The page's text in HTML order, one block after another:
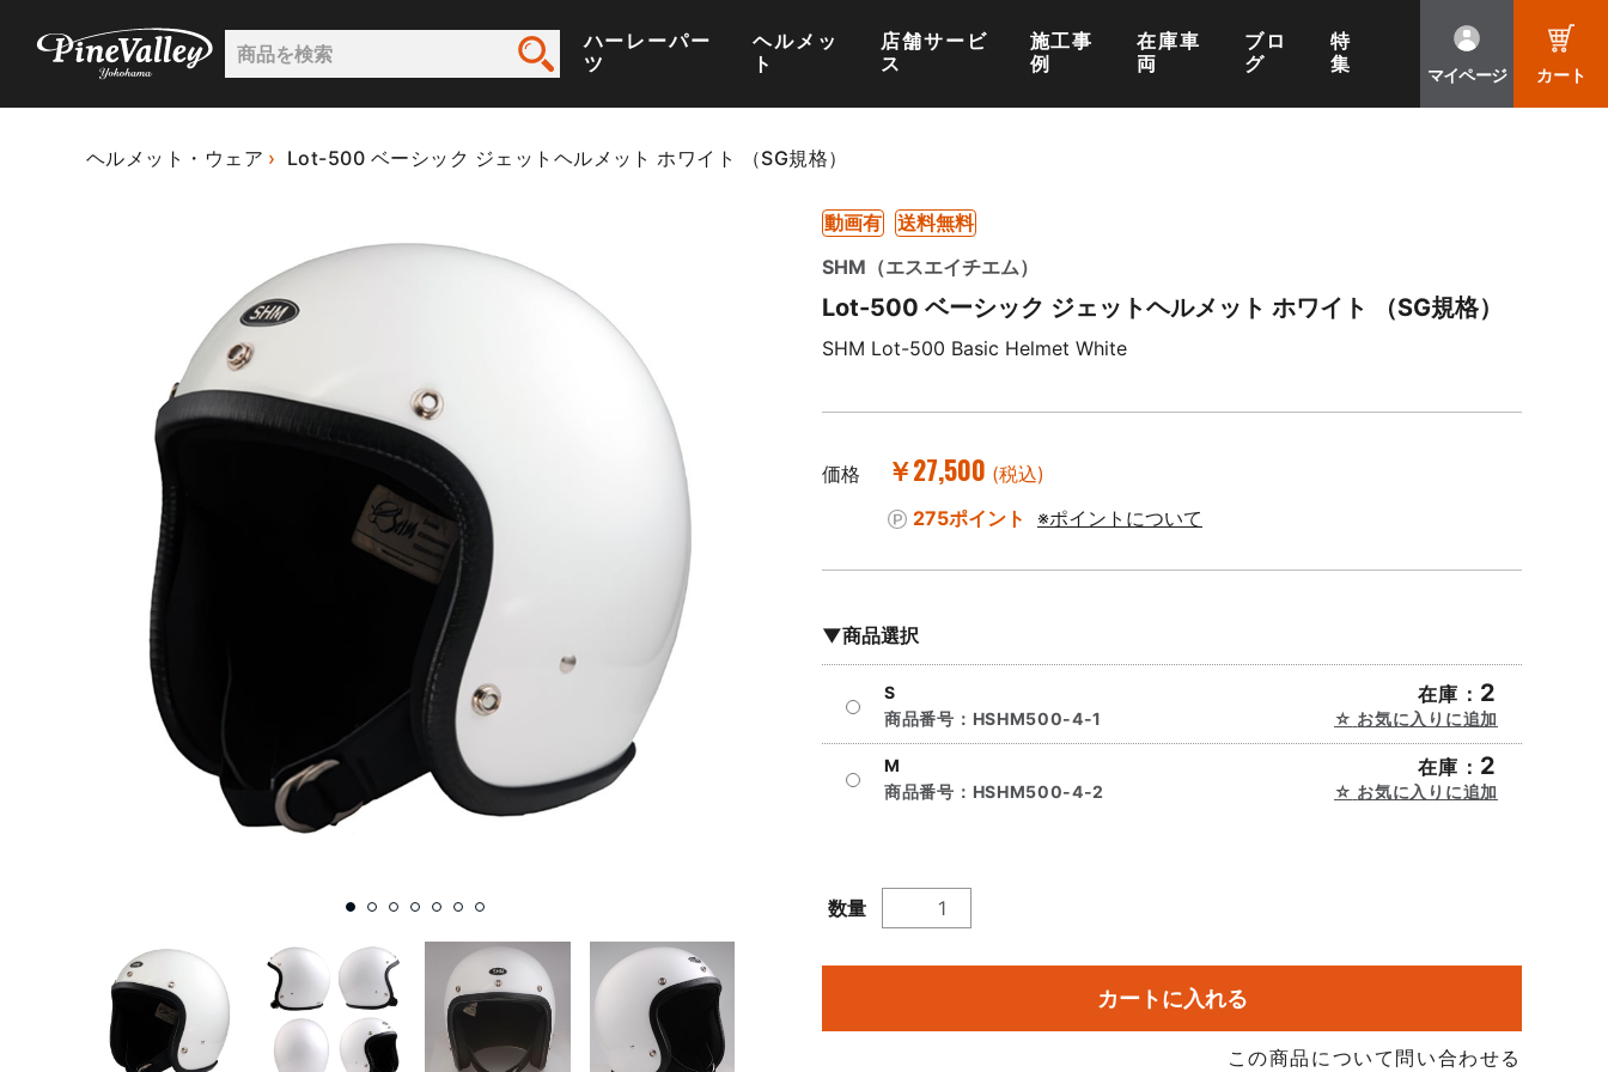
ハーレーパー
ツ
ヘルメッ
ト
店舗サービ
ス
施工事
例
在庫車
両
ブロ
グ
特
集
マイページ カート
ヘルメット・ウェア Lot-500 ベーシック ジェットヘルメット ホワイト （SG規格）
動画有
送料無料
SHM（エスエイチエム）
Lot-500 ベーシック ジェットヘルメット ホワイト （SG規格）
SHM Lot-500 Basic Helmet White
価格 ￥27,500 (税込)
275ポイント
※ポイントについて
▼商品選択
S 在庫： 2
商品番号： HSHM500-4-1 お気に入りに追加
M 在庫： 2
商品番号： HSHM500-4-2 お気に入りに追加
数量
カートに入れる
この商品について問い合わせる